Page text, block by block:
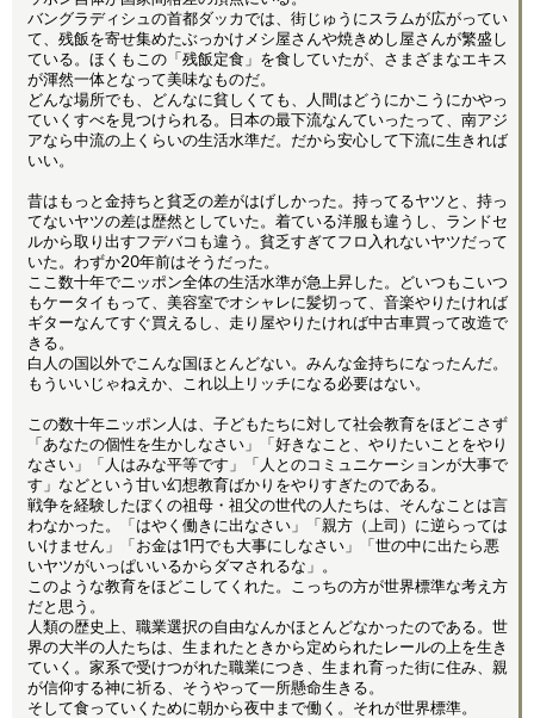
バングラディシュの首都ダッカでは、街じゅうにスラムが広がってい
て、残飯を寄せ集めたぶっかけメシ屋さんや焼きめし屋さんが繁盛し
ている。ほくもこの「残飯定食」を食していたが、さまざまなエキス
が渾然一体となって美味なものだ。
どんな場所でも、どんなに貧しくても、人間はどうにかこうにかやっ
ていくすべを見つけられる。日本の最下流なんていったって、南アジ
アなら中流の上くらいの生活水準だ。だから安心して下流に生きれば
いい。
昔はもっと金持ちと貧乏の差がはげしかった。持ってるヤツと、持っ
てないヤツの差は歴然としていた。着ている洋服も違うし、ランドセ
ルから取り出すフデバコも違う。貧乏すぎてフロ入れないヤツだって
いた。わずか20年前はそうだった。
ここ数十年でニッポン全体の生活水準が急上昇した。どいつもこいつ
もケータイもって、美容室でオシャレに髪切って、音楽やりたければ
ギターなんてすぐ買えるし、走り屋やりたければ中古車買って改造で
きる。
白人の国以外でこんな国ほとんどない。みんな金持ちになったんだ。
もういいじゃねえか、これ以上リッチになる必要はない。
この数十年ニッポン人は、子どもたちに対して社会教育をほどこさず
「あなたの個性を生かしなさい」「好きなこと、やりたいことをやり
なさい」「人はみな平等です」「人とのコミュニケーションが大事で
す」などという甘い幻想教育ばかりをやりすぎたのである。
戦争を経験したぼくの祖母・祖父の世代の人たちは、そんなことは言
わなかった。「はやく働きに出なさい」「親方（上司）に逆らっては
いけません」「お金は1円でも大事にしなさい」「世の中に出たら悪
いヤツがいっぱいいるからダマされるな」。
このような教育をほどこしてくれた。こっちの方が世界標準な考え方
だと思う。
人類の歴史上、職業選択の自由なんかほとんどなかったのである。世
界の大半の人たちは、生まれたときから定められたレールの上を生き
ていく。家系で受けつがれた職業につき、生まれ育った街に住み、親
が信仰する神に祈る、そうやって一所懸命生きる。
そして食っていくために朝から夜中まで働く。それが世界標準。